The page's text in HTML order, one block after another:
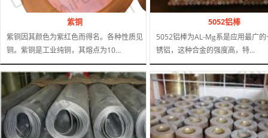
紫铜
紫铜因其颜色为紫红色而得名。各种性质见
铜。紫铜是工业纯铜，其熔点为10...
5052铝棒
5052铝棒为AL-Mg系是应用最广
锈铝，这种合金的强度高，特...